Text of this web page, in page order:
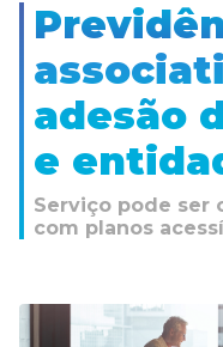
adesão
e
Serviço pode ser
com planos